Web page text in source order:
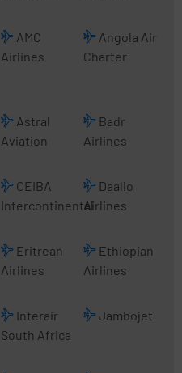
AMC
Airlines
Angola Air
Charter
Astral
Aviation
Badr
Airlines
CEIBA
Intercontinental
Daallo
Airlines
Eritrean
Airlines
Ethiopian
Airlines
Interair
South Africa
Jambojet